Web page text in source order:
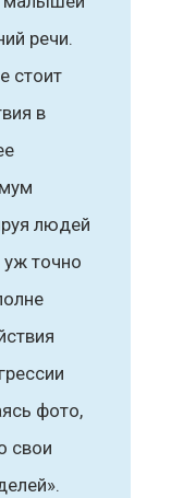
речи.
стоит
в
людей
уж точно
фото,
свои